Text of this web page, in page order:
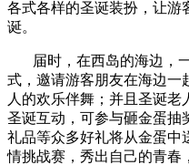
各式各样的圣诞装扮，让游
诞。
届时，在西岛的海边，
式，邀请游客朋友在海边一
人的欢乐伴舞；并且圣诞
圣诞互动，可参与砸金蛋抽
礼品等众多好礼将从金蛋中
情挑战赛，秀出自己的青春